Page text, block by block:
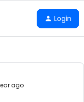
Login
ago